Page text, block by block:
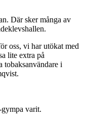
Där sker många av
oss, vi har utökat med
lite extra på
tobaksanvändare i
varit.